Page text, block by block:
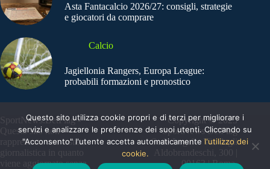
Asta Fantacalcio 2026/27: consigli, strategie
e giocatori da comprare
Calcio
Jagiellonia Rangers, Europa League:
probabili formazioni e pronostico
SportNews.BetFlag -
Questo sito non
rappresenta una testata
giornalistica in quanto
viene aggiornato senza
Copyright © 2025
SportNews BetFlag
Sede Legale: Via degli
Aldobrandeschi, 300 |
00163 | Roma
Questo sito utilizza cookie propri e di terzi per migliorare i
servizi e analizzare le preferenze dei suoi utenti. Cliccando su
"Acconsento" l'utente accetta automaticamente l'utilizzo dei
cookie.